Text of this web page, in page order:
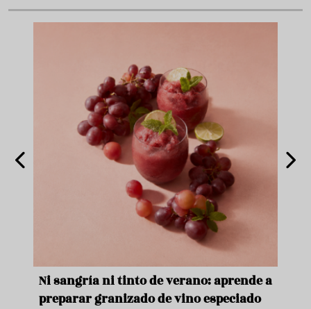
Ni sangría ni tinto de verano: aprende a
preparar granizado de vino especiado